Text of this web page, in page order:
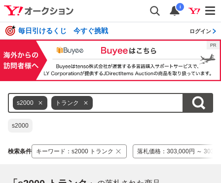
i
毎日引けるくじ 今すぐ挑戦 ログイン
s2000 トランク
s2000
検索条件 キーワード ： s2000 トランク 落札価格 ： 303,000円 ～